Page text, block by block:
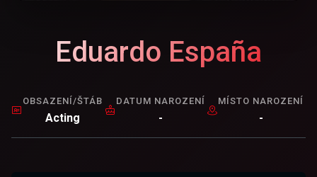
Eduardo España
OBSAZENÍ/ŠTÁB
Acting
DATUM NAROZENÍ
-
MÍSTO NAROZENÍ
-